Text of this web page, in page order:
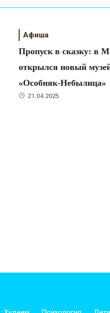
Афиша
Пропуск в сказку: в
открылся новый
«Особняк-Небылица»
21.04.2025